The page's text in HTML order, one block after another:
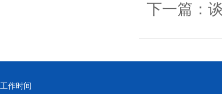
下一篇：
工作时间